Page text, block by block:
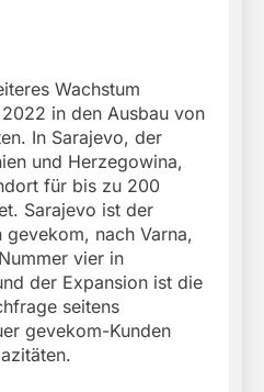
Wachstum
in den Ausbau von
In Sarajevo, der
und Herzegowina,
für bis zu 200
Sarajevo ist der
nach Varna,
vier in
der Expansion ist die
seitens
gevekom-Kunden